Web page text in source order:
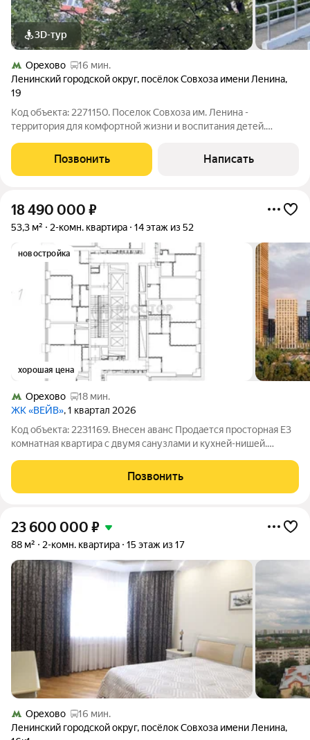
3D-тур
Орехово
16 мин.
Ленинский городской округ, посёлок Совхоза имени Ленина,
19
Код объекта: 2271150. Поселок Совхоза им. Ленина -
территория для комфортной жизни и воспитания детей.
школа и детский сад. Система охраны и безопасности по всему
периметру территории. Квартира
Позвонить Написать
18 490 000 ₽
53,3 м² 2-комн. квартира 14 этаж из 52
новостройка
хорошая цена
Орехово
18 мин.
ЖК «ВЕЙВ», 1 квартал 2026
Код объекта: 2231169. Внесен аванс Продается просторная Е3
комнатная квартира с двумя санузлами и кухней-нишей.
хорошей инфраструктурой, рядом есть всё необходимое для
комфортной жизни, несколько
Позвонить
23 600 000 ₽
88 м² 2-комн. квартира 15 этаж из 17
Орехово
16 мин.
Ленинский городской округ, посёлок Совхоза имени Ленина,